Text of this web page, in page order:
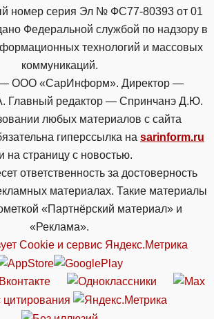
номер серия Эл № ФС77-80393 от 01
Федеральной службой по надзору в
технологий и массовых
коммуникаций.
— ООО «СарИнформ». Директор —
Главный редактор — Спринчанэ Д.Ю.
любых материалов с сайта
гиперссылка на sarinform.ru
на страницу с новостью.
ответственность за достоверность
материалах. Такие материалы
«Партнёрский материал» и
«Реклама».
Cookie и сервиc Яндекс.Метрика